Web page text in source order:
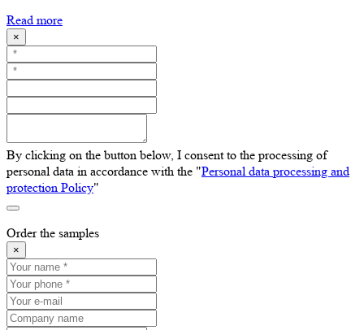
Read more
×
By clicking on the button below, I consent to the processing of
personal data in accordance with the "Personal data processing and
protection Policy"
Order the samples
×